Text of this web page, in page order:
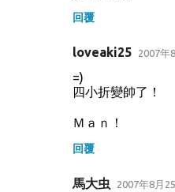
回覆
loveaki25 2007年
=)
四小折變帥了！
Ｍａｎ！
回覆
馬大虫 2007年8月